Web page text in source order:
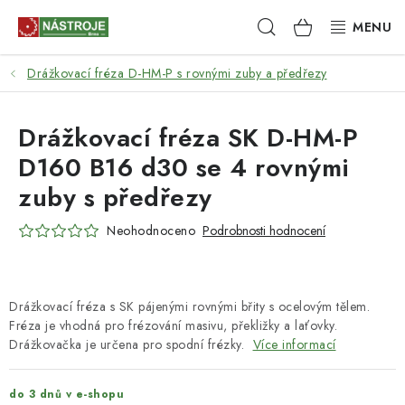
Hledat NÁKUPNÍ
KOŠÍK
NÁSTROJE
BRUSIVO
RUČNÍ NÁŘADÍ, PŘÍPRAVKY
Drážkovací fréza D-HM-P s rovnými zuby a předřezy
Drážkovací fréza s SK pájenými rovnými břity s ocelovým tělem.
Fréza je vhodná pro frézování masivu, překližky a laťovky.
Drážkovačka je určena pro spodní frézky. Více informací
do 3 dnů v e-shopu
Drážkovací fréza SK D-HM-P
D160 B16 d30 se 4 rovnými
zuby s předřezy
Neohodnoceno Podrobnosti hodnocení